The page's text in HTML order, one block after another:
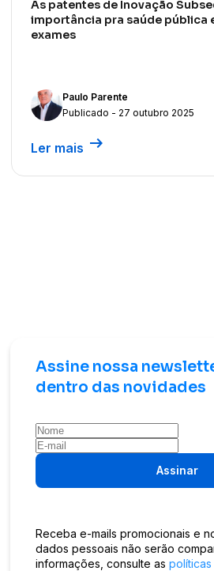
As patentes de Inovação
importância pra saúde pública
exames
Paulo Parente
Publicado - 27 outubro 2025
Ler mais arrow_right_alt
Assine nossa
dentro das novidades
Assinar
Receba e-mails promocionais e
dados pessoais não serão
informações, consulte as